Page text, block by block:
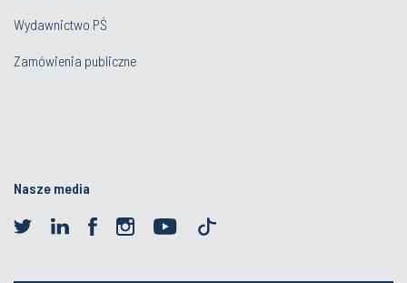
Wydawnictwo PŚ
Zamówienia publiczne
Nasze media